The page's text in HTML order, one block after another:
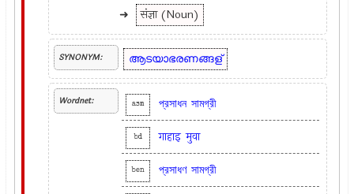
➜
संज्ञा (Noun)
SYNONYM: ആടയാഭരണങ്ങള്
Wordnet: asm প্রসাধন সামগ্রী
bd गाहाइ मुवा
ben প্রসাধণ সামগ্রী